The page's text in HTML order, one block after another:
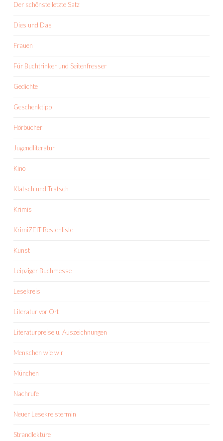
Der schönste letzte Satz
Dies und Das
Frauen
Für Buchtrinker und Seitenfresser
Gedichte
Geschenktipp
Hörbücher
Jugendliteratur
Kino
Klatsch und Tratsch
Krimis
KrimiZEIT-Bestenliste
Kunst
Leipziger Buchmesse
Lesekreis
Literatur vor Ort
Literaturpreise u. Auszeichnungen
Menschen wie wir
München
Nachrufe
Neuer Lesekreistermin
Strandlektüre